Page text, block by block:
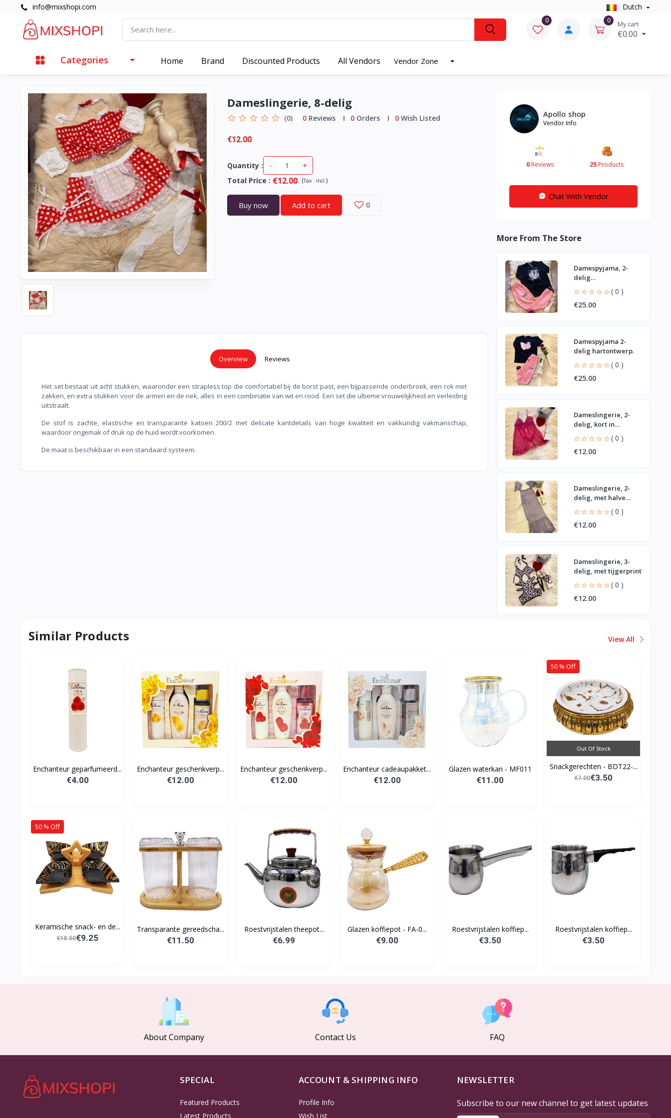
info@mixshopi.com Dutch
0 0 My cart
€0.00
Categories Home Brand Discounted Products All Vendors Vendor Zone
Dameslingerie, 8-delig
(0) 0Reviews 0Orders 0Wish Listed
€12.00
Quantity : - +
Total Price : €12.00 (Tax : incl.)
Buy now Add to cart 0
Overview Reviews
Het set bestaat uit acht stukken, waaronder een strapless top die comfortabel bij de borst past, een bijpassende onderbroek, een rok met
zakken, en extra stukken voor de armen en de nek, alles in een combinatie van wit en rood. Een set die ultieme vrouwelijkheid en verleiding
uitstraalt.
De stof is zachte, elastische en transparante katoen 200/2 met delicate kantdetails van hoge kwaliteit en vakkundig vakmanschap,
waardoor ongemak of druk op de huid wordt voorkomen.
De maat is beschikbaar in een standaard systeem.
Apollo shop
Vendor Info
0Reviews 25 Products
Chat With Vendor
More From The Store
Damespyjama, 2-
delig
vlinderontwerp
( 0 )
€25.00
Damespyjama 2-
delig hartontwerp.
( 0 )
€25.00
Dameslingerie, 2-
delig, kort in
bordeauxrood( 0 )
€12.00
Dameslingerie, 2-
delig, met halve
( 0 )
€12.00
Dameslingerie, 3-
delig, met tijgerprint
( 0 )
€12.00
Similar Products View All
Enchanteur geparfumeerd...
€4.00
Enchanteur geschenkverp...
€12.00
Enchanteur geschenkverp...
€12.00
Enchanteur cadeaupakket...
€12.00
Glazen waterkan - MF011
€11.00
50 % Off
Out Of Stock
Snackgerechten - BDT22-...
€7.00€3.50
50 % Off
Keramische snack- en de...
€18.50€9.25
Transparante gereedscha...
€11.50
Roestvrijstalen theepot...
€6.99
Glazen koffiepot - FA-0...
€9.00
Roestvrijstalen koffiep...
€3.50
Roestvrijstalen koffiep...
€3.50
About Company Contact Us FAQ
SPECIAL
Featured Products
Latest Products
ACCOUNT & SHIPPING INFO
Profile Info
Wish List
NEWSLETTER
Subscribe to our new channel to get latest updates